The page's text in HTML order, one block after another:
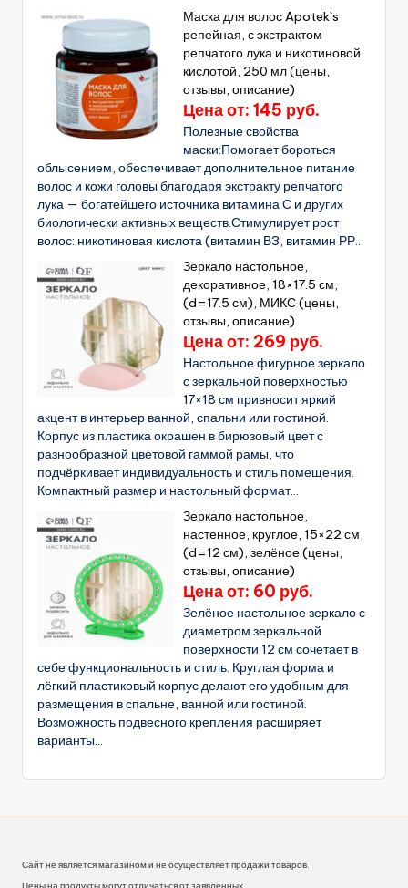
Маска для волос Apotek`s
репейная, с экстрактом
репчатого лука и никотиновой
кислотой, 250 мл (цены,
отзывы, описание)
Цена от: 145 руб.
Полезные свойства
маски:Помогает бороться
облысением, обеспечивает дополнительное питание
волос и кожи головы благодаря экстракту репчатого
лука — богатейшего источника витамина С и других
биологически активных веществ.Стимулирует рост
волос: никотиновая кислота (витамин В3, витамин РР...
Зеркало настольное,
декоративное, 18×17.5 см,
(d=17.5 см), МИКС (цены,
отзывы, описание)
Цена от: 269 руб.
Настольное фигурное зеркало
с зеркальной поверхностью
17×18 см привносит яркий
акцент в интерьер ванной, спальни или гостиной.
Корпус из пластика окрашен в бирюзовый цвет с
разнообразной цветовой гаммой рамы, что
подчёркивает индивидуальность и стиль помещения.
Компактный размер и настольный формат...
Зеркало настольное,
настенное, круглое, 15×22 см,
(d=12 см), зелёное (цены,
отзывы, описание)
Цена от: 60 руб.
Зелёное настольное зеркало с
диаметром зеркальной
поверхности 12 см сочетает в
себе функциональность и стиль. Круглая форма и
лёгкий пластиковый корпус делают его удобным для
размещения в спальне, ванной или гостиной.
Возможность подвесного крепления расширяет
варианты...
Сайт не является магазином и не осуществляет продажи товаров.